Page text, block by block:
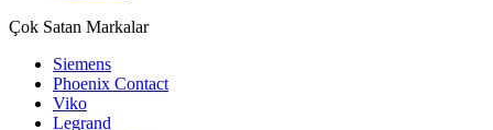
Çok Satan Markalar
Siemens
Phoenix Contact
Viko
Legrand